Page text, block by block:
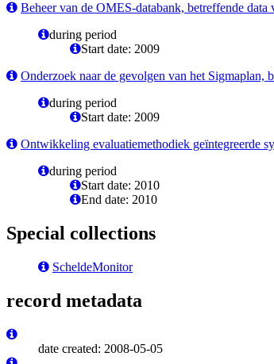
Beheer van de OMES-databank, betreffende data
during period
Start date: 2009
Onderzoek naar de gevolgen van het Sigmaplan,
during period
Start date: 2009
Ontwikkeling evaluatiemethodiek geïntegreerde
during period
Start date: 2010
End date: 2010
Special collections
ScheldeMonitor
record metadata
date created: 2008-05-05